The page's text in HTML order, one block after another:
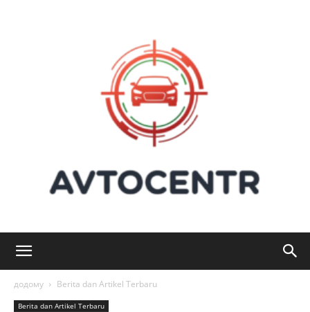
додому Berita dan Artikel Terbaru
Berita dan Artikel Terbaru